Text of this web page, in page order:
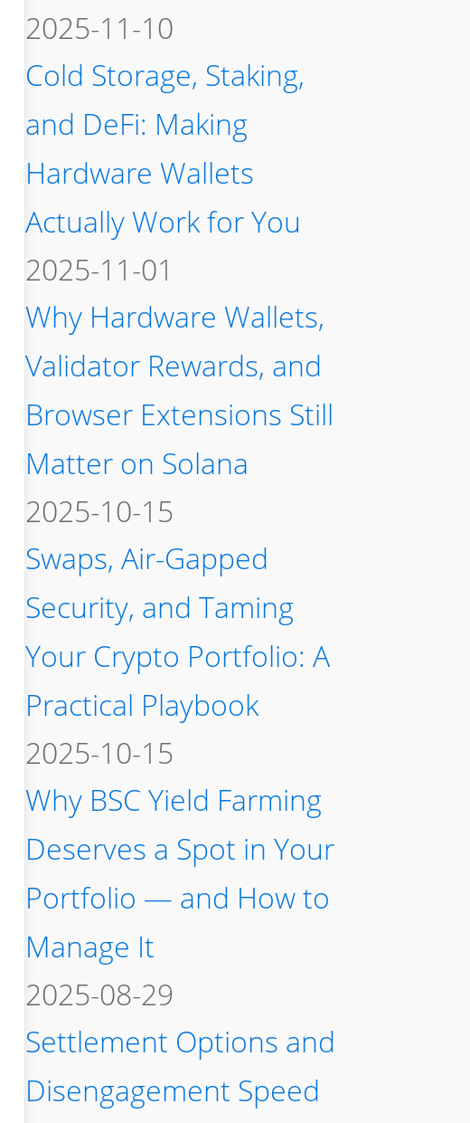
2025-11-10
Cold Storage, Staking,
and DeFi: Making
Hardware Wallets
Actually Work for You
2025-11-01
Why Hardware Wallets,
Validator Rewards, and
Browser Extensions Still
Matter on Solana
2025-10-15
Swaps, Air-Gapped
Security, and Taming
Your Crypto Portfolio: A
Practical Playbook
2025-10-15
Why BSC Yield Farming
Deserves a Spot in Your
Portfolio — and How to
Manage It
2025-08-29
Settlement Options and
Disengagement Speed